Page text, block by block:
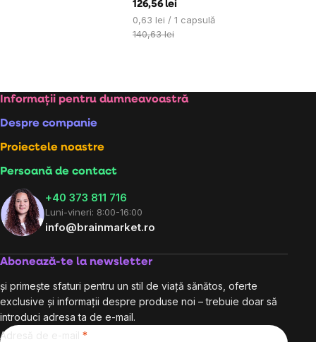
126,56 lei
Evaluare
preţ:
0,63 lei / 1 capsulă
140,63 lei
Subsol
Informații pentru dumneavoastră
Despre companie
Proiectele noastre
Persoană de contact
+40 373 811 716
Luni-vineri: 8:00-16:00
info@brainmarket.ro
Abonează-te la newsletter
și primește sfaturi pentru un stil de viață sănătos, oferte
exclusive și informații despre produse noi – trebuie doar să
introduci adresa ta de e-mail.
Adresă de e-mail